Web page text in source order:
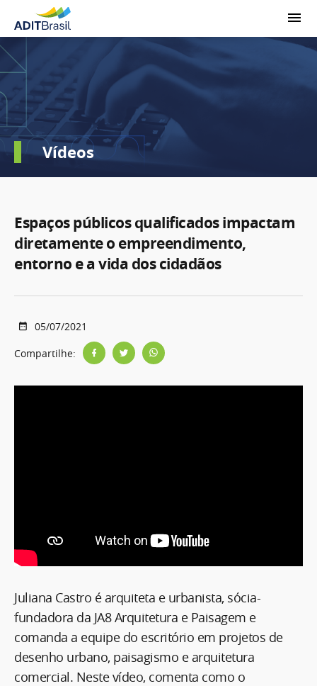
Vídeos
Espaços públicos qualificados impactam
diretamente o empreendimento,
entorno e a vida dos cidadãos
05/07/2021
Compartilhe:
Juliana Castro é arquiteta e urbanista, sócia-
fundadora da JA8 Arquitetura e Paisagem e
comanda a equipe do escritório em projetos de
desenho urbano, paisagismo e arquitetura
comercial. Neste vídeo, comenta como o